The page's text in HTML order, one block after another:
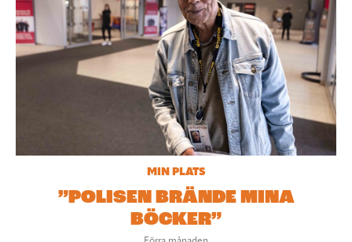
MIN PLATS
”POLISEN BRÄNDE MINA
BÖCKER”